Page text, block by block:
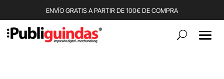
ENVÍO GRATIS A PARTIR DE 100€ DE COMPRA